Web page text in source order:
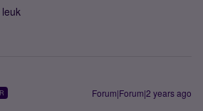
Forum|Forum|2 years ago